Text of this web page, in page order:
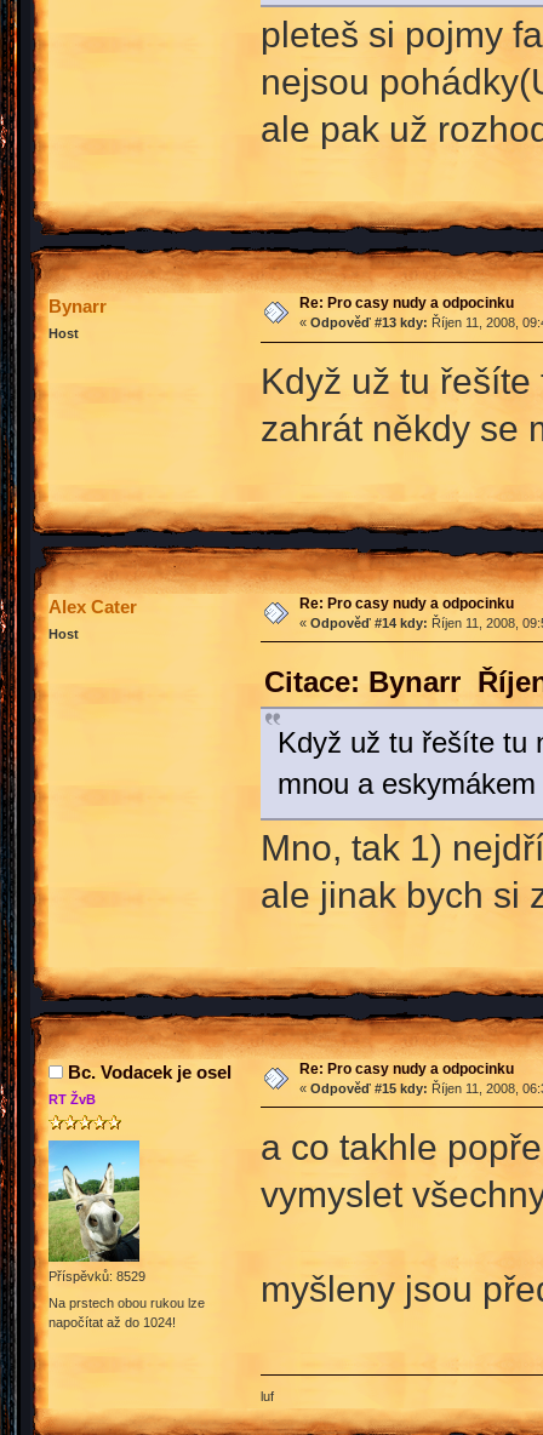
pleteš si pojmy
nejsou
ale pak už
Bynarr
Host
Re: Pro casy nudy a odpocinku
« Odpověď #13 kdy: Říjen 11, 2008,
Když už tu
zahrát někdy se
Alex Cater
Host
Re: Pro casy nudy a odpocinku
« Odpověď #14 kdy: Říjen 11, 2008,
Citace: Bynarr
Když už tu řešíte tu
mnou a
Mno, tak 1)
ale jinak bych si
Bc. Vodacek je osel
RT ŽvB
Příspěvků: 8529
Na prstech obou rukou lze
napočítat až do 1024!
Re: Pro casy nudy a odpocinku
« Odpověď #15 kdy: Říjen 11, 2008,
a co takhle
vymyslet
myšleny jsou
luf